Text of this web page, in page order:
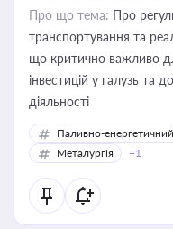
Про що тема: Про
транспортування та
що критично важливо
інвестицій у галузь та
діяльності
Паливно-
Металургія
+1